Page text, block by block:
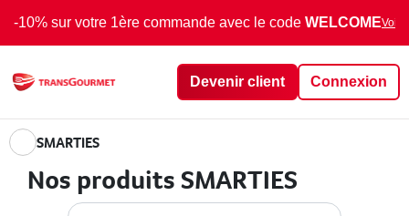
-10% sur votre 1ère commande avec le code WELCOMEVoir
Devenir client Connexion
SMARTIES
Nos produits SMARTIES